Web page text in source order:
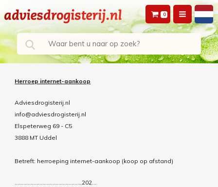
0
Herroep internet-aankoop
Adviesdrogisterij.nl
info@adviesdrogisterij.nl
Elspeterweg 69 - C5
3888 MT Uddel
Betreft: herroeping internet-aankoop (koop op afstand)
………………………………………,202…